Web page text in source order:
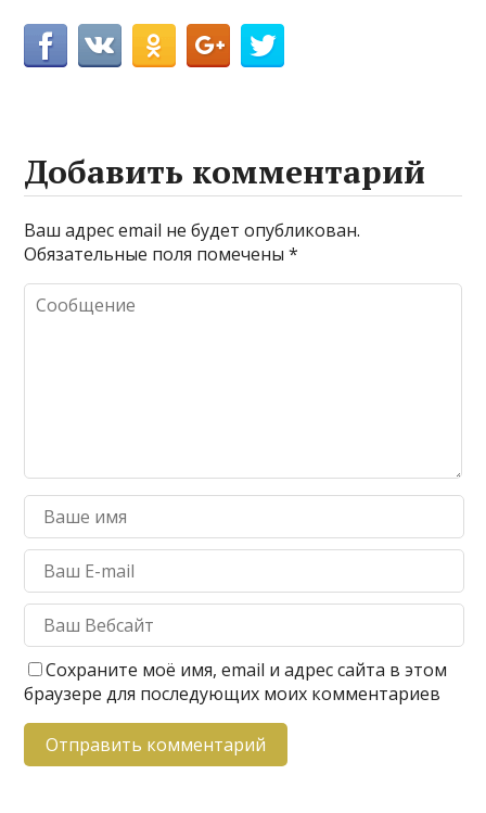
Добавить комментарий
Ваш адрес email не будет опубликован.
Обязательные поля помечены*
Сохраните моё имя, email и адрес сайта в этом
браузере для последующих моих комментариев